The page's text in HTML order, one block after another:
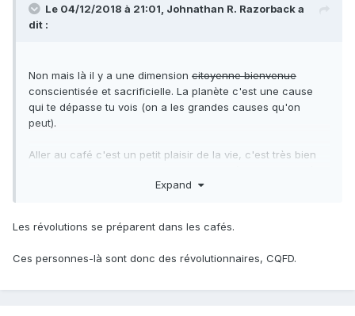
Le 04/12/2018 à 21:01, Johnathan R. Razorbacka
dit :
Non mais là il y a une dimension citoyenne bienvenue
conscientisée et sacrificielle. La planète c'est une cause
qui te dépasse tu vois (on a les grandes causes qu'on
peut).
Aller au café c'est un petit plaisir de la vie, c'est très bien
Expand
Les révolutions se préparent dans les cafés.
Ces personnes-là sont donc des révolutionnaires, CQFD.